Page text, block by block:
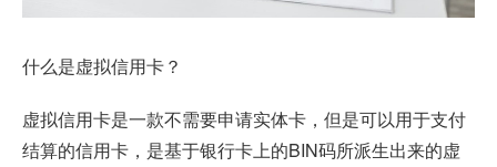
什么是虚拟信用卡？
虚拟信用卡是一款不需要申请实体卡，但是可以用于支付
结算的信用卡，是基于银行卡上的BIN码所派生出来的虚